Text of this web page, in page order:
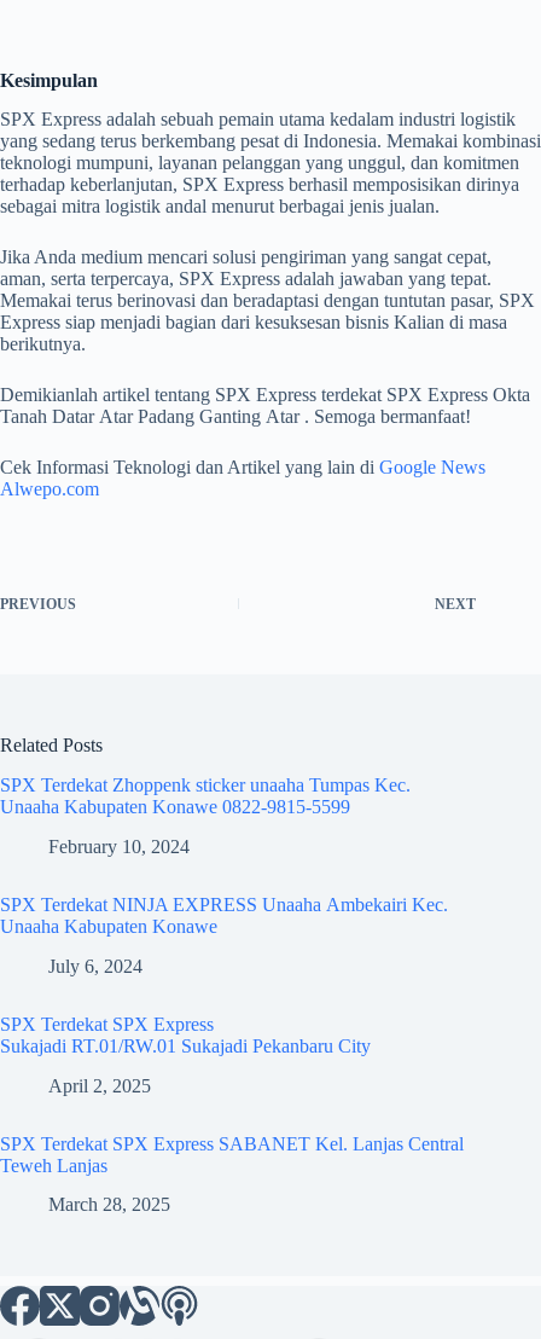
Kesimpulan
SPX Express adalah sebuah pemain utama kedalam industri logistik
yang sedang terus berkembang pesat di Indonesia. Memakai kombinasi
teknologi mumpuni, layanan pelanggan yang unggul, dan komitmen
terhadap keberlanjutan, SPX Express berhasil memposisikan dirinya
sebagai mitra logistik andal menurut berbagai jenis jualan.
Jika Anda medium mencari solusi pengiriman yang sangat cepat,
aman, serta terpercaya, SPX Express adalah jawaban yang tepat.
Memakai terus berinovasi dan beradaptasi dengan tuntutan pasar, SPX
Express siap menjadi bagian dari kesuksesan bisnis Kalian di masa
berikutnya.
Demikianlah artikel tentang SPX Express terdekat SPX Express Okta
Tanah Datar Atar Padang Ganting Atar . Semoga bermanfaat!
Cek Informasi Teknologi dan Artikel yang lain di Google News
Alwepo.com
PREVIOUS NEXT
Related Posts
SPX Terdekat Zhoppenk sticker unaaha Tumpas Kec.
Unaaha Kabupaten Konawe 0822-9815-5599
February 10, 2024
SPX Terdekat NINJA EXPRESS Unaaha Ambekairi Kec.
Unaaha Kabupaten Konawe
July 6, 2024
SPX Terdekat SPX Express
Sukajadi RT.01/RW.01 Sukajadi Pekanbaru City
April 2, 2025
SPX Terdekat SPX Express SABANET Kel. Lanjas Central
Teweh Lanjas
March 28, 2025